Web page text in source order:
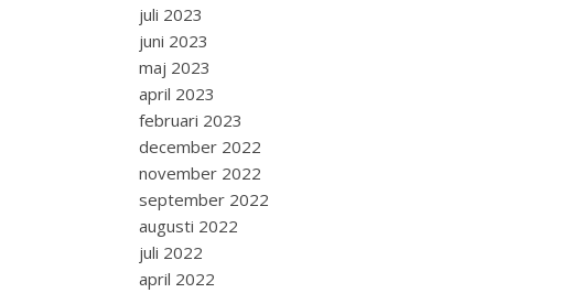
juli 2023
juni 2023
maj 2023
april 2023
februari 2023
december 2022
november 2022
september 2022
augusti 2022
juli 2022
april 2022